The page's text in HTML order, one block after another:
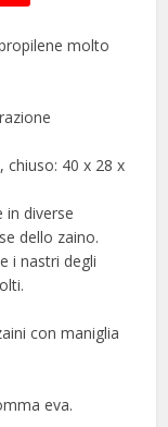
molto
chiuso: 40 x 28 x
in diverse
dello zaino.
i nastri degli
con maniglia
eva.